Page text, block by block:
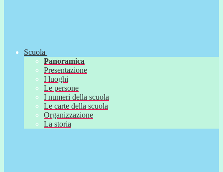
Scuola
Panoramica
Presentazione
I luoghi
Le persone
I numeri della scuola
Le carte della scuola
Organizzazione
La storia